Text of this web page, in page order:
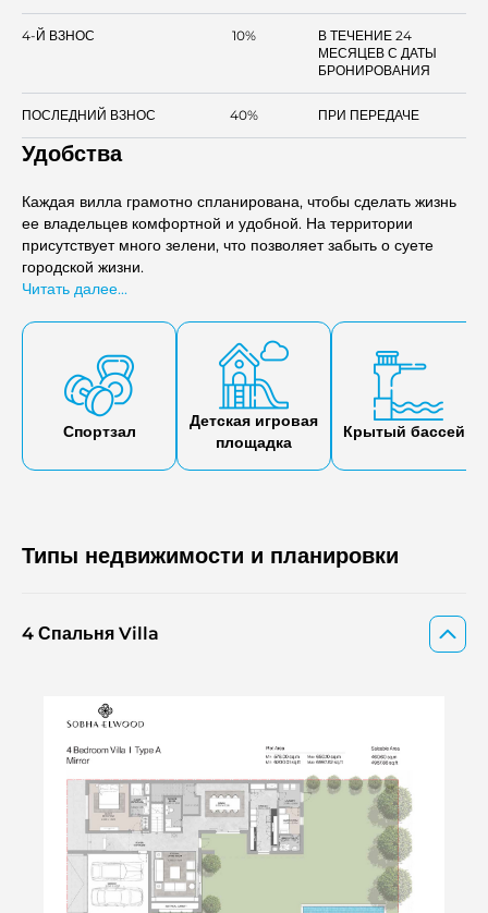
4-Й ВЗНОС 10%
В ТЕЧЕНИЕ 24
МЕСЯЦЕВ С ДАТЫ
БРОНИРОВАНИЯ
ПОСЛЕДНИЙ ВЗНОС 40% ПРИ ПЕРЕДАЧЕ
Удобства
Каждая вилла грамотно спланирована, чтобы сделать жизнь
ее владельцев комфортной и удобной. На территории
присутствует много зелени, что позволяет забыть о суете
городской жизни.
Читать далее...
Спортзал
Детская игровая
площадка
Крытый бассейн
Типы недвижимости и планировки
4 Спальня Villa